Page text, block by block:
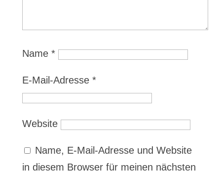
Name *
E-Mail-Adresse *
Website
Name, E-Mail-Adresse und Website
in diesem Browser für meinen nächsten